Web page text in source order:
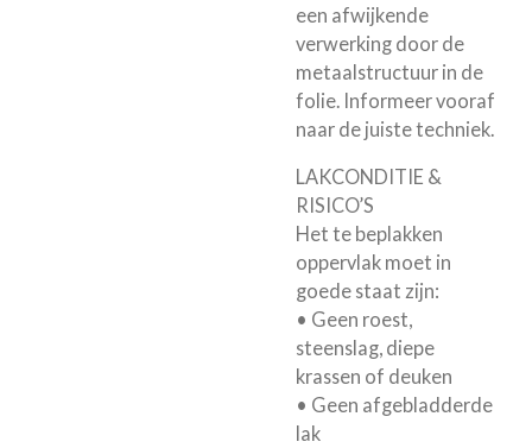
een afwijkende
verwerking door de
metaalstructuur in de
folie. Informeer vooraf
naar de juiste techniek.
LAKCONDITIE &
RISICO’S
Het te beplakken
oppervlak moet in
goede staat zijn:
• Geen roest,
steenslag, diepe
krassen of deuken
• Geen afgebladderde
lak